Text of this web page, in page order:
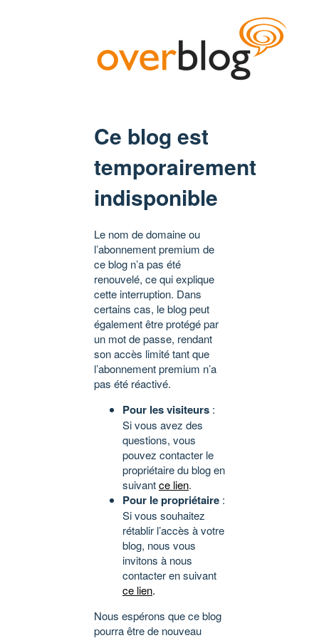
Ce blog est
temporairement
indisponible
Le nom de domaine ou
l’abonnement premium de
ce blog n’a pas été
renouvelé, ce qui explique
cette interruption. Dans
certains cas, le blog peut
également être protégé par
un mot de passe, rendant
son accès limité tant que
l’abonnement premium n’a
pas été réactivé.
Pour les visiteurs :
Si vous avez des
questions, vous
pouvez contacter le
propriétaire du blog en
suivantce lien.
Pour le propriétaire :
Si vous souhaitez
rétablir l’accès à votre
blog, nous vous
invitons à nous
contacter en suivant
ce lien.
Nous espérons que ce blog
pourra être de nouveau